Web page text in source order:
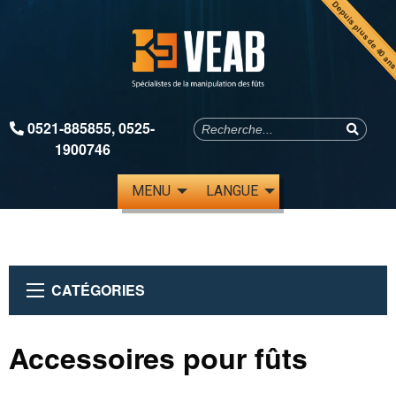
Depuis plus de
0521-885855,0525-
1900746
MENU LANGUE
CATÉGORIES
Accessoires pour fûts